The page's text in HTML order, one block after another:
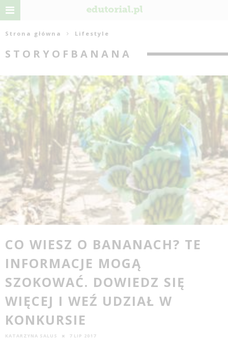
Strona główna Lifestyle
STORYOFBANANA
CO WIESZ O BANANACH? TE
INFORMACJE MOGĄ
SZOKOWAĆ. DOWIEDZ SIĘ
WIĘCEJ I WEŹ UDZIAŁ W
KONKURSIE
KATARZYNA SALUS 7 LIP 2017